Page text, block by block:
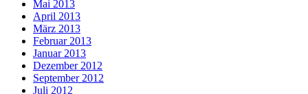
Mai 2013
April 2013
März 2013
Februar 2013
Januar 2013
Dezember 2012
September 2012
Juli 2012